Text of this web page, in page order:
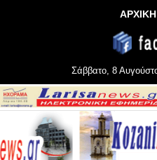
Σάββατο, 8